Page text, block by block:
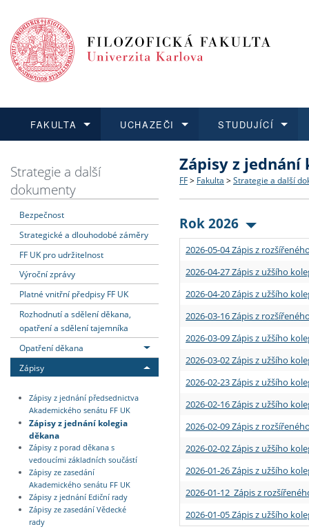
FAKULTA
Dozvědět se více
Struktura a historie
Strategie a další
Podpora a benefity pro
Absolventi fakulty
UCHAZEČI
Podat přihlášku
Co studovat a jak se
Učitelské studijní
Informace k průběhu
STUDUJÍCÍ
Dozvědět se více
Bakalářské a magisterské
Doktorské studium
Rigorózní řízení
Dozvědět se více
O vědě a výzkumu na FF
Akademické kvalifikace
Granty a projekty
Dozvědět se více
Aktuální nabídky a
Vyjíždějící studenti
Přijíždějící studenti
Vyjíždějící zaměstnanci
Strategie a další
dokumenty
Bezpečnost
Strategické a dlouhodobé záměry
FF UK pro udržitelnost
Výroční zprávy
Platné vnitřní předpisy FF UK
Rozhodnutí a sdělení děkana,
opatření a sdělení tajemníka
Opatření děkana
Zápisy
Zápisy z jednání předsednictva
Akademického senátu FF UK
Zápisy z jednání kolegia
děkana
Zápisy z porad děkana s
vedoucími základních součástí
Zápisy ze zasedání
Akademického senátu FF UK
Zápisy z jednání Ediční rady
Zápisy ze zasedání Vědecké
rady
Zápisy z jednání
FF > Fakulta > Strategie a další
Rok 2026
2026-05-04 Zápis z
2026-04-27 Zápis z užšího
2026-04-20 Zápis z užšího
2026-03-16 Zápis z
2026-03-09 Zápis z užšího
2026-03-02 Zápis z užšího
2026-02-23 Zápis z užšího
2026-02-16 Zápis z užšího
2026-02-09 Zápis z
2026-02-02 Zápis z užšího
2026-01-26 Zápis z užšího
2026-01-12 Zápis z
2026-01-05 Zápis z užšího